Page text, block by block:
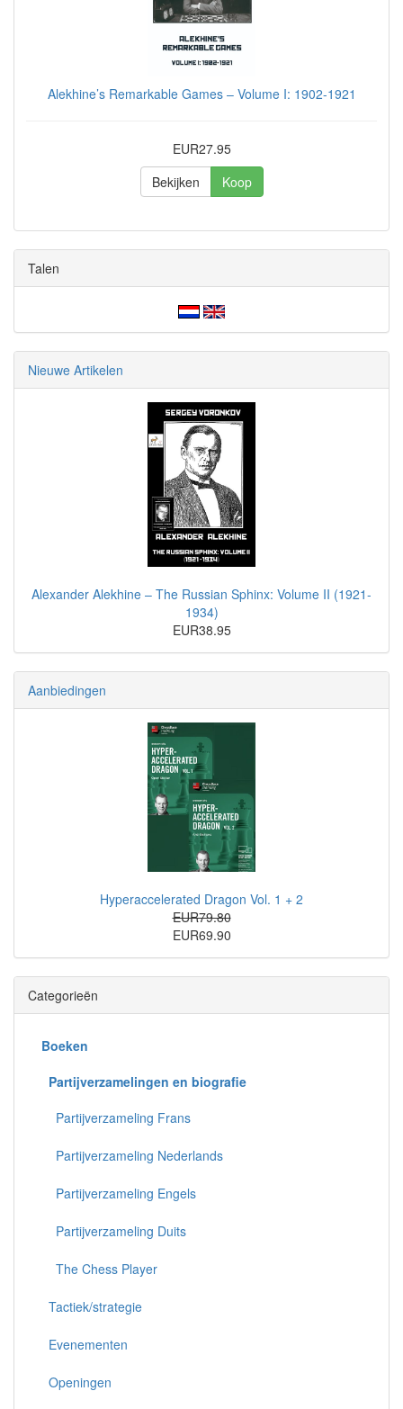
Alekhine’s Remarkable Games – Volume I: 1902-1921
EUR27.95
Bekijken
Koop
Talen
Nieuwe Artikelen
Alexander Alekhine – The Russian Sphinx: Volume II (1921-
1934)
EUR38.95
Aanbiedingen
Hyperaccelerated Dragon Vol. 1 + 2
EUR79.80
EUR69.90
Categorieën
Boeken
Partijverzamelingen en biografie
Partijverzameling Frans
Partijverzameling Nederlands
Partijverzameling Engels
Partijverzameling Duits
The Chess Player
Tactiek/strategie
Evenementen
Openingen